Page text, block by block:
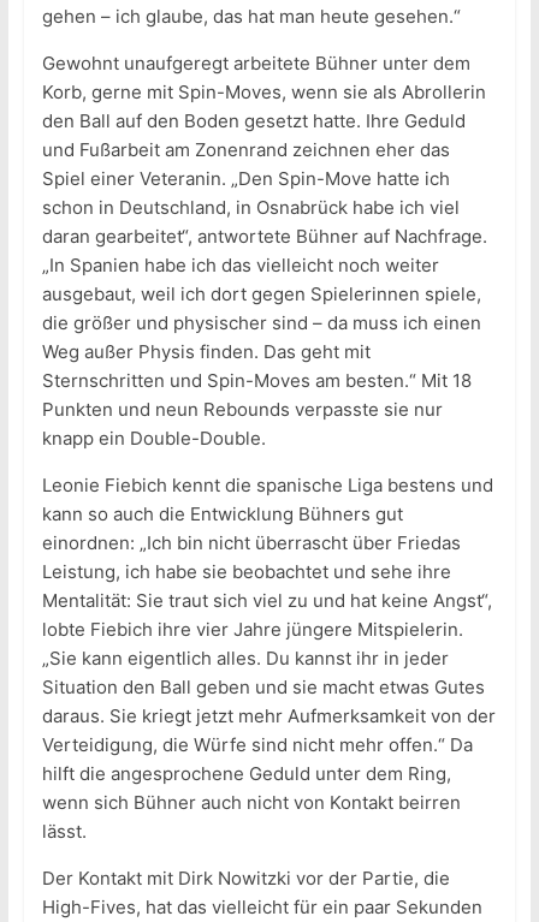
gehen – ich glaube, das hat man heute gesehen.“
Gewohnt unaufgeregt arbeitete Bühner unter dem
Korb, gerne mit Spin-Moves, wenn sie als Abrollerin
den Ball auf den Boden gesetzt hatte. Ihre Geduld
und Fußarbeit am Zonenrand zeichnen eher das
Spiel einer Veteranin. „Den Spin-Move hatte ich
schon in Deutschland, in Osnabrück habe ich viel
daran gearbeitet“, antwortete Bühner auf Nachfrage.
„In Spanien habe ich das vielleicht noch weiter
ausgebaut, weil ich dort gegen Spielerinnen spiele,
die größer und physischer sind – da muss ich einen
Weg außer Physis finden. Das geht mit
Sternschritten und Spin-Moves am besten.“ Mit 18
Punkten und neun Rebounds verpasste sie nur
knapp ein Double-Double.
Leonie Fiebich kennt die spanische Liga bestens und
kann so auch die Entwicklung Bühners gut
einordnen: „Ich bin nicht überrascht über Friedas
Leistung, ich habe sie beobachtet und sehe ihre
Mentalität: Sie traut sich viel zu und hat keine Angst“,
lobte Fiebich ihre vier Jahre jüngere Mitspielerin.
„Sie kann eigentlich alles. Du kannst ihr in jeder
Situation den Ball geben und sie macht etwas Gutes
daraus. Sie kriegt jetzt mehr Aufmerksamkeit von der
Verteidigung, die Würfe sind nicht mehr offen.“ Da
hilft die angesprochene Geduld unter dem Ring,
wenn sich Bühner auch nicht von Kontakt beirren
lässt.
Der Kontakt mit Dirk Nowitzki vor der Partie, die
High-Fives, hat das vielleicht für ein paar Sekunden